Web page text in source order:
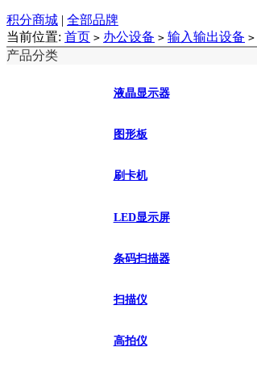
积分商城 | 全部品牌
当前位置: 首页 > 办公设备 > 输入输出设备 >
产品分类
液晶显示器
图形板
刷卡机
LED显示屏
条码扫描器
扫描仪
高拍仪